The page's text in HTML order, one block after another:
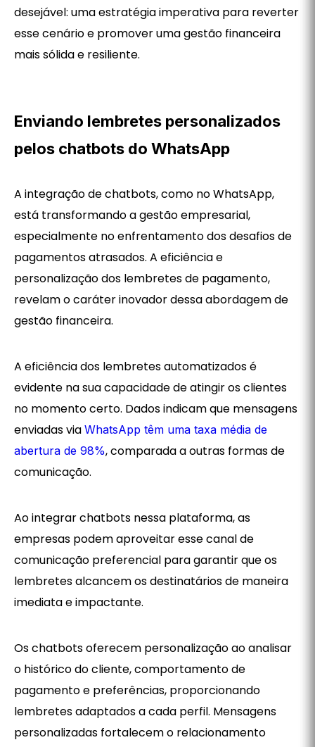
desejável: uma estratégia imperativa para reverter
esse cenário e promover uma gestão financeira
mais sólida e resiliente.
Enviando lembretes personalizados
pelos chatbots do WhatsApp
A integração de chatbots, como no WhatsApp,
está transformando a gestão empresarial,
especialmente no enfrentamento dos desafios de
pagamentos atrasados. A eficiência e
personalização dos lembretes de pagamento,
revelam o caráter inovador dessa abordagem de
gestão financeira.
A eficiência dos lembretes automatizados é
evidente na sua capacidade de atingir os clientes
no momento certo. Dados indicam que mensagens
enviadas via WhatsApp têm uma taxa média de
abertura de 98%, comparada a outras formas de
comunicação.
Ao integrar chatbots nessa plataforma, as
empresas podem aproveitar esse canal de
comunicação preferencial para garantir que os
lembretes alcancem os destinatários de maneira
imediata e impactante.
Os chatbots oferecem personalização ao analisar
o histórico do cliente, comportamento de
pagamento e preferências, proporcionando
lembretes adaptados a cada perfil. Mensagens
personalizadas fortalecem o relacionamento